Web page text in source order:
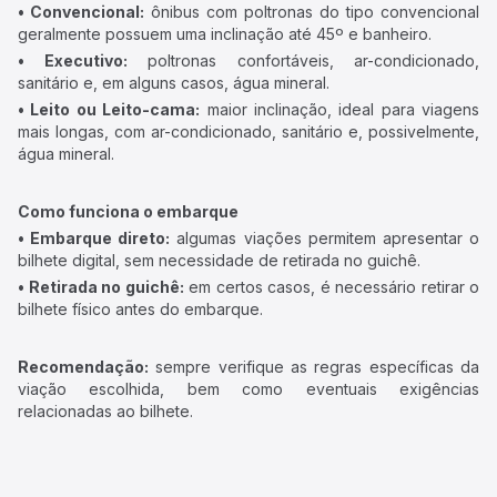
• Convencional: ônibus com poltronas do tipo convencional
geralmente possuem uma inclinação até 45º e banheiro.
• Executivo: poltronas confortáveis, ar-condicionado,
sanitário e, em alguns casos, água mineral.
• Leito ou Leito-cama: maior inclinação, ideal para viagens
mais longas, com ar-condicionado, sanitário e, possivelmente,
água mineral.
Como funciona o embarque
• Embarque direto: algumas viações permitem apresentar o
bilhete digital, sem necessidade de retirada no guichê.
• Retirada no guichê: em certos casos, é necessário retirar o
bilhete físico antes do embarque.
Recomendação: sempre verifique as regras específicas da
viação escolhida, bem como eventuais exigências
relacionadas ao bilhete.